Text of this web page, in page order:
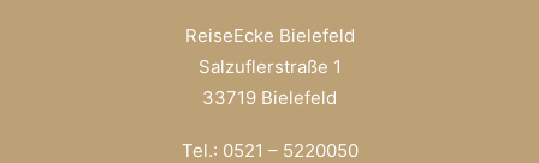
ReiseEcke Bielefeld
Salzuflerstraße 1
33719 Bielefeld
Tel.: 0521 – 5220050